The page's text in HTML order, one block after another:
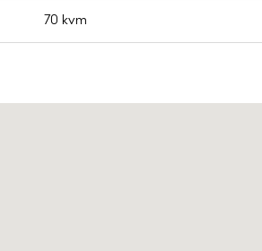
70 kvm